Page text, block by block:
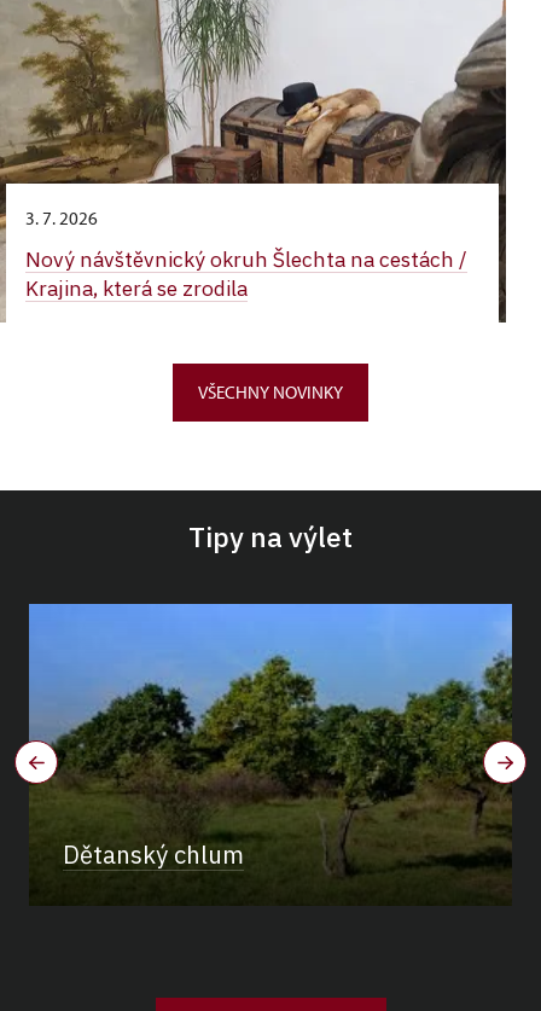
3. 7. 2026
Nový návštěvnický okruh Šlechta na cestách /
Krajina, která se zrodila
VŠECHNY NOVINKY
Tipy na výlet
Dětanský chlum